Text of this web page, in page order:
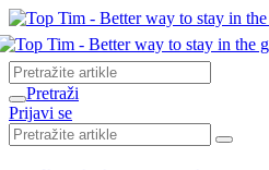
Pretraži
Prijavi se